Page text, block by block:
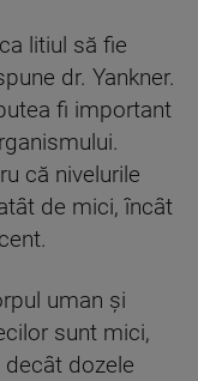
litiul să fie
dr. Yankner.
fi important
că nivelurile
de mici, încât
uman şi
sunt mici,
dozele